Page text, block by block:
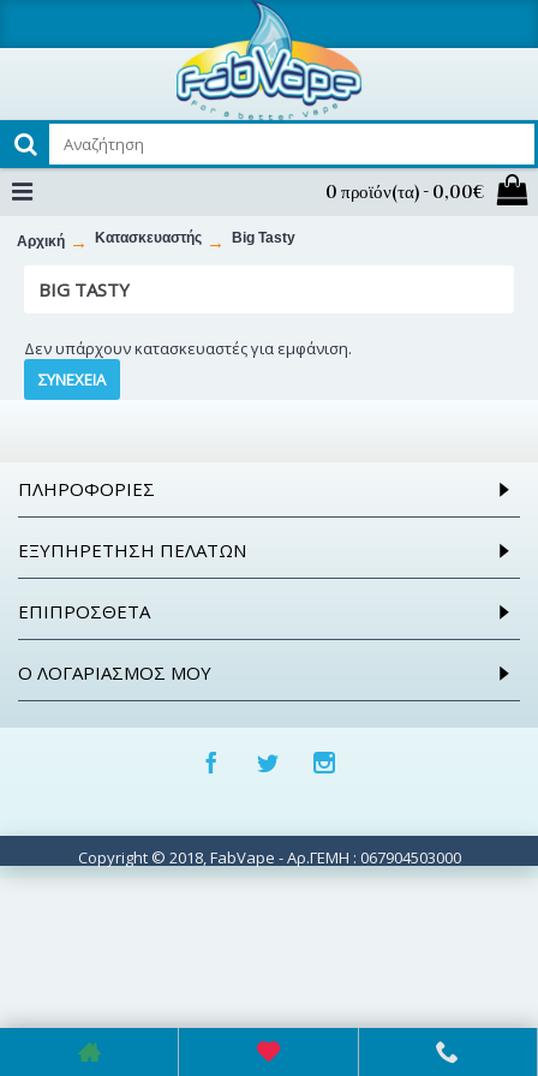
0 προϊόν(τα) - 0,00€
Αρχική Κατασκευαστής Big Tasty
BIG TASTY
Δεν υπάρχουν κατασκευαστές για εμφάνιση.
ΣΥΝΈΧΕΙΑ
ΠΛΗΡΟΦΟΡΊΕΣ
ΕΞΥΠΗΡΈΤΗΣΗ ΠΕΛΑΤΏΝ
ΕΠΙΠΡΌΣΘΕΤΑ
Ο ΛΟΓΑΡΙΑΣΜΌΣ ΜΟΥ
Copyright © 2018, FabVape - Αρ.ΓΕΜΗ : 067904503000